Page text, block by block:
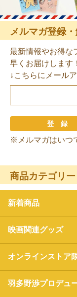
メルマガ登録
最新情報やお得な
早くお届けします！
↓こちらにメール
※メルマガはいつ
商品カテゴリー
新着商品
映画関連グッズ
オンラインストア
羽多野渉プロデュ